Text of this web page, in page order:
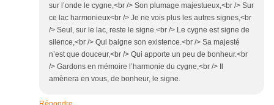
sur l’onde le cygne,<br /> Son plumage majestueux,<br /> Sur
ce lac harmonieux<br /> Je ne vois plus les autres signes,<br
/> Seul, sur le lac, reste le signe.<br /> Le cygne est signe de
silence,<br /> Qui baigne son existence.<br /> Sa majesté
n’est que douceur,<br /> Qui apporte un peu de bonheur.<br
/> Gardons en mémoire l’harmonie du cygne,<br /> Il
amènera en vous, de bonheur, le signe.